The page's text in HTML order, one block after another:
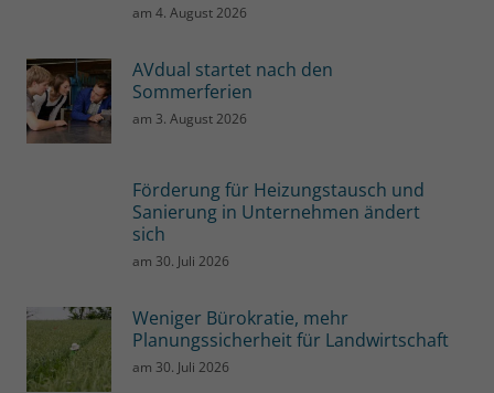
am4. August 2026
AVdual startet nach den
Sommerferien
am 3. August 2026
Förderung für Heizungstausch und
Sanierung in Unternehmen ändert
sich
am 30. Juli 2026
Weniger Bürokratie, mehr
Planungssicherheit für Landwirtschaft
am 30. Juli 2026